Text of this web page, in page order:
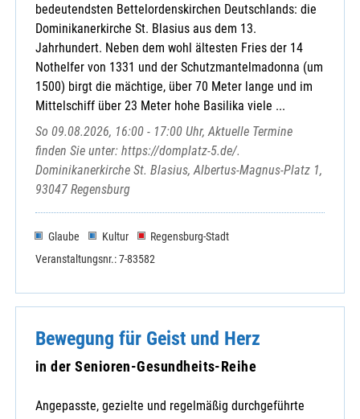
bedeutendsten Bettelordenskirchen Deutschlands: die
Dominikanerkirche St. Blasius aus dem 13.
Jahrhundert. Neben dem wohl ältesten Fries der 14
Nothelfer von 1331 und der Schutzmantelmadonna (um
1500) birgt die mächtige, über 70 Meter lange und im
Mittelschiff über 23 Meter hohe Basilika viele ...
So 09.08.2026, 16:00 - 17:00 Uhr, Aktuelle Termine
finden Sie unter: https://domplatz-5.de/.
Dominikanerkirche St. Blasius, Albertus-Magnus-Platz 1,
93047 Regensburg
Glaube Kultur
Regensburg-Stadt
Veranstaltungsnr.: 7-83582
Bewegung für Geist und Herz
in der Senioren-Gesundheits-Reihe
Angepasste, gezielte und regelmäßig durchgeführte